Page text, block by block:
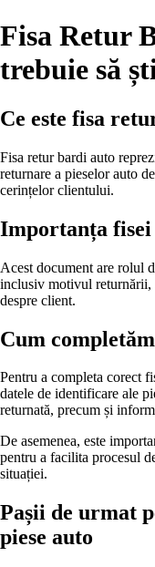
Fisa Retur
trebuie să
Ce este fisa
Fisa retur bardi auto
returnare a pieselor auto
cerințelor clientului.
Importanța
Acest document are rolul
inclusiv motivul returnării,
despre client.
Cum
Pentru a completa corect
datele de identificare ale
returnată, precum și
De asemenea, este
pentru a facilita procesul
situației.
Pașii de urmat
piese auto